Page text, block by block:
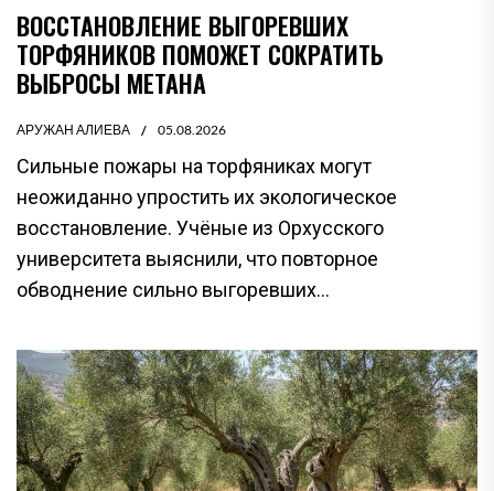
ВОССТАНОВЛЕНИЕ ВЫГОРЕВШИХ
ТОРФЯНИКОВ ПОМОЖЕТ СОКРАТИТЬ
ВЫБРОСЫ МЕТАНА
АРУЖАН АЛИЕВА 05.08.2026
Сильные пожары на торфяниках могут
неожиданно упростить их экологическое
восстановление. Учёные из Орхусского
университета выяснили, что повторное
обводнение сильно выгоревших...